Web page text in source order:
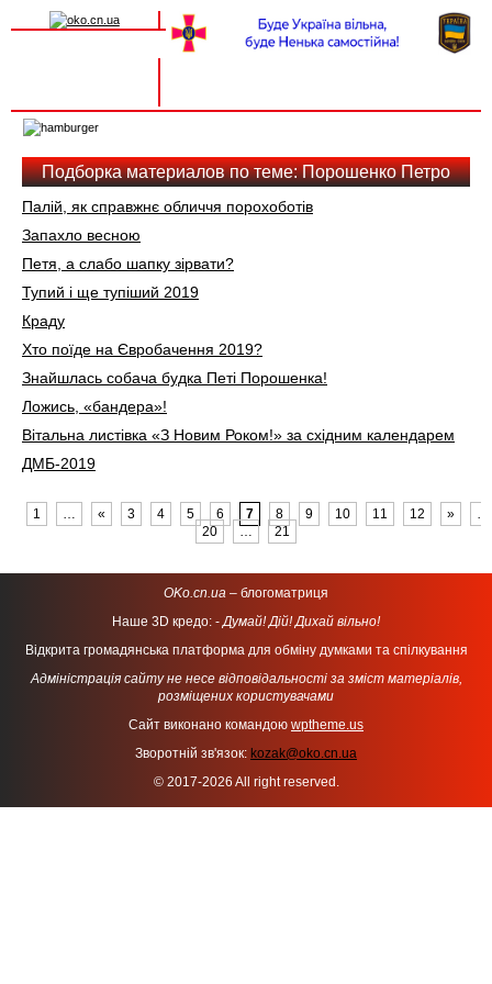
navigation
Подборка материалов по теме: Порошенко Петро
Палій, як справжнє обличчя порохоботів
Запахло весною
Петя, а слабо шапку зірвати?
Тупий і ще тупіший 2019
Краду
Хто поїде на Євробачення 2019?
Знайшлась собача будка Петі Порошенка!
Ложись, «бандера»!
Вітальна листівка «З Новим Роком!» за східним календарем
ДМБ-2019
1 … « 3 4 5 6 7 8 9 10 11 12 »
…
20
… 21
OKo.cn.ua – блогоматриця
Наше 3D кредо: -Думай! Дій! Дихай вільно!
Відкрита громадянська платформа для обміну думками та спілкування
Адміністрація сайту не несе відповідальності за зміст матеріалів,
розміщених користувачами
Сайт виконано командою wptheme.us
Зворотній зв'язок: kozak@oko.cn.ua
© 2017-2026 All right reserved.